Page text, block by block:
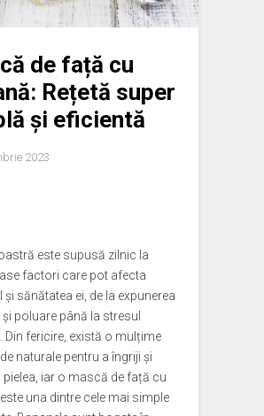
de față cu
Rețetă super
și eficientă
2023
este supusă zilnic la
factori care pot afecta
și sănătatea ei, de la expunerea
și poluare până la stresul
Din fericire, există o mulțime
naturale pentru a îngriji și
pielea, iar o mască de față cu
una dintre cele mai simple